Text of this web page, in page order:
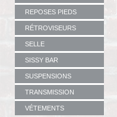
REPOSES PIEDS
RÉTROVISEURS
SELLE
SISSY BAR
SUSPENSIONS
TRANSMISSION
VÉTEMENTS